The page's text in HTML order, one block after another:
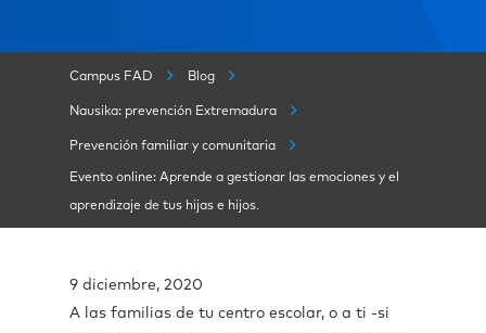
Campus FAD Blog
Nausika: prevención Extremadura
Prevención familiar y comunitaria
Evento online: Aprende a gestionar las emociones y el
aprendizaje de tus hijas e hijos.
9 diciembre, 2020
A las familias de tu centro escolar, o a ti -si